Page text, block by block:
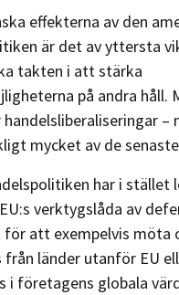
effekterna av den
är det av yttersta
takten i att stärka
på andra håll.
handelsliberaliseringar –
mycket av de
har i stället
verktygslåda av
för att exempelvis möta
från länder utanför EU
i företagens globala